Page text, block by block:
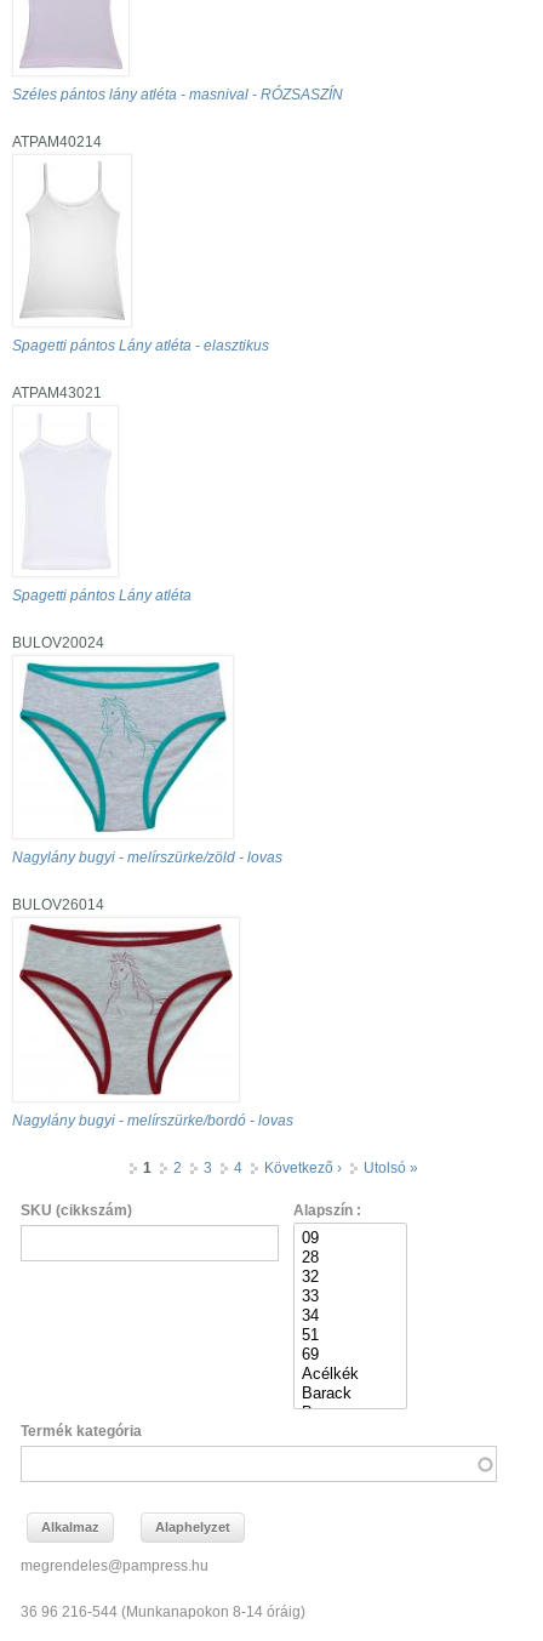
Széles pántos lány atléta - masnival - RÓZSASZÍN
ATPAM40214
Spagetti pántos Lány atléta - elasztikus
ATPAM43021
Spagetti pántos Lány atléta
BULOV20024
Nagylány bugyi - melírszürke/zöld - lovas
BULOV26014
Nagylány bugyi - melírszürke/bordó - lovas
1 2 3 4 Következő › Utolsó »
SKU (cikkszám) Alapszín :
Termék kategória
megrendeles@pampress.hu
36 96 216-544 (Munkanapokon 8-14 óráig)